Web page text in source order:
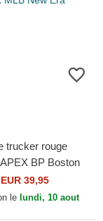
trucker rouge
BP Boston
New Era
EUR 39,95
le lundi, 10 aout